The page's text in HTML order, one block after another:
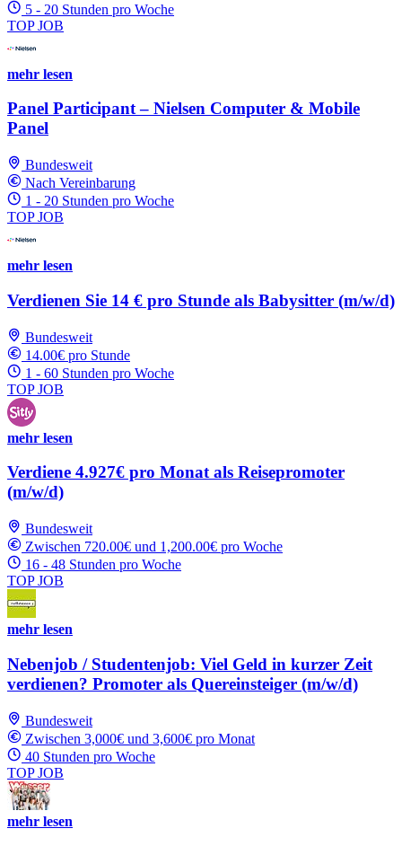
5 - 20 Stunden pro Woche
TOP JOB
mehr lesen
Panel Participant – Nielsen Computer & Mobile
Panel
Bundesweit
Nach Vereinbarung
1 - 20 Stunden pro Woche
TOP JOB
mehr lesen
Verdienen Sie 14 € pro Stunde als Babysitter (m/w/d)
Bundesweit
14.00€ pro Stunde
1 - 60 Stunden pro Woche
TOP JOB
mehr lesen
Verdiene 4.927€ pro Monat als Reisepromoter
(m/w/d)
Bundesweit
Zwischen 720.00€ und 1,200.00€ pro Woche
16 - 48 Stunden pro Woche
TOP JOB
mehr lesen
Nebenjob / Studentenjob: Viel Geld in kurzer Zeit
verdienen? Promoter als Quereinsteiger (m/w/d)
Bundesweit
Zwischen 3,000€ und 3,600€ pro Monat
40 Stunden pro Woche
TOP JOB
mehr lesen